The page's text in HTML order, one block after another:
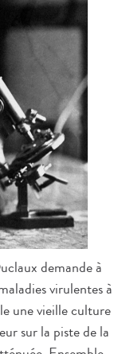
demande à
virulentes à
une vieille culture
sur la piste de la